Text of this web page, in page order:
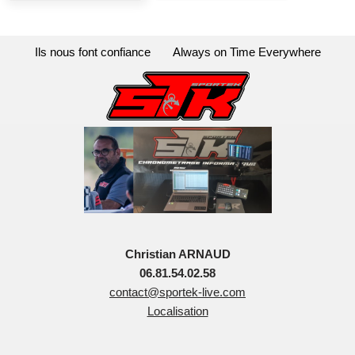
Ils nous font confiance Always on Time Everywhere
Christian ARNAUD
06.81.54.02.58
contact@sportek-live.com
Localisation